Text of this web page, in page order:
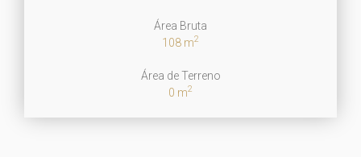
Área Bruta
108 m2
Área de Terreno
0 m2